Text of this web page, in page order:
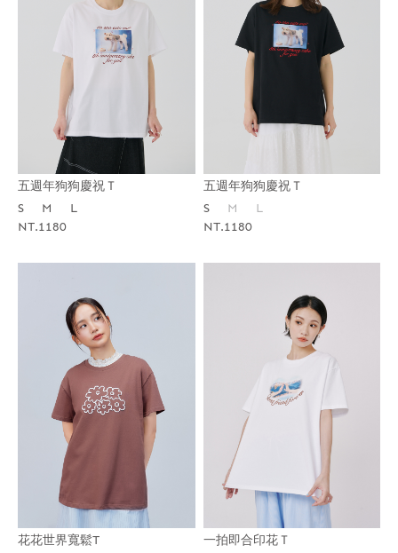
五週年狗狗慶祝Ｔ
S
M
L
NT.1180
五週年狗狗慶祝Ｔ
S
M
L
NT.1180
花花世界寬鬆T
一拍即合印花Ｔ